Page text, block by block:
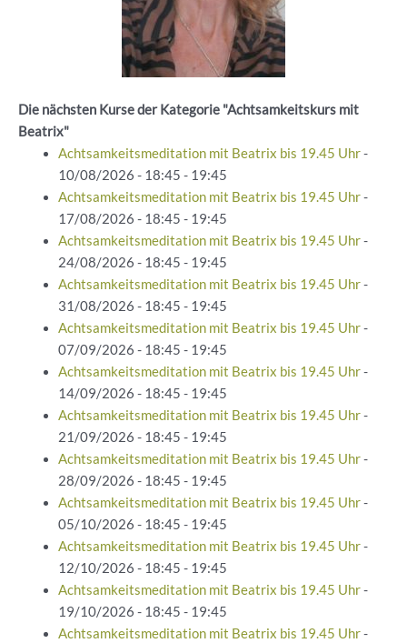
Die nächsten Kurse der Kategorie "Achtsamkeitskurs mit
Beatrix"
Achtsamkeitsmeditation mit Beatrix bis 19.45 Uhr-
10/08/2026 - 18:45 - 19:45
Achtsamkeitsmeditation mit Beatrix bis 19.45 Uhr-
17/08/2026 - 18:45 - 19:45
Achtsamkeitsmeditation mit Beatrix bis 19.45 Uhr-
24/08/2026 - 18:45 - 19:45
Achtsamkeitsmeditation mit Beatrix bis 19.45 Uhr-
31/08/2026 - 18:45 - 19:45
Achtsamkeitsmeditation mit Beatrix bis 19.45 Uhr-
07/09/2026 - 18:45 - 19:45
Achtsamkeitsmeditation mit Beatrix bis 19.45 Uhr-
14/09/2026 - 18:45 - 19:45
Achtsamkeitsmeditation mit Beatrix bis 19.45 Uhr-
21/09/2026 - 18:45 - 19:45
Achtsamkeitsmeditation mit Beatrix bis 19.45 Uhr-
28/09/2026 - 18:45 - 19:45
Achtsamkeitsmeditation mit Beatrix bis 19.45 Uhr-
05/10/2026 - 18:45 - 19:45
Achtsamkeitsmeditation mit Beatrix bis 19.45 Uhr-
12/10/2026 - 18:45 - 19:45
Achtsamkeitsmeditation mit Beatrix bis 19.45 Uhr-
19/10/2026 - 18:45 - 19:45
Achtsamkeitsmeditation mit Beatrix bis 19.45 Uhr-